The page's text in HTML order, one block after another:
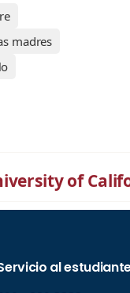
madres
of